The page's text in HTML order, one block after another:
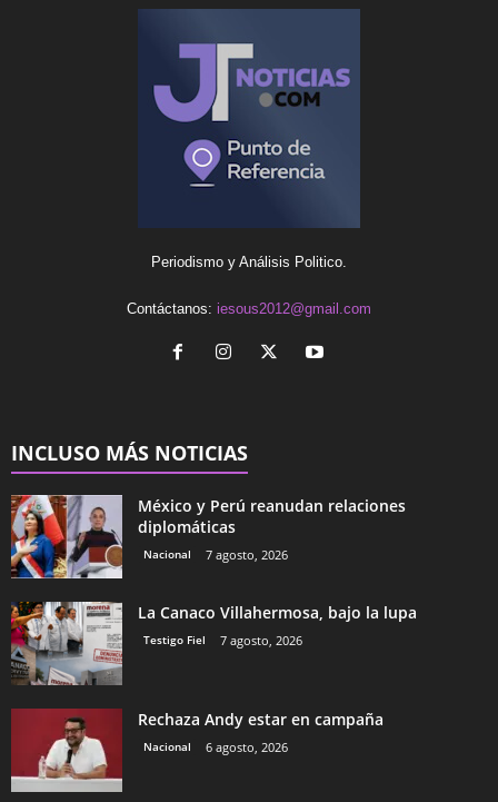
Periodismo y Análisis Politico.
Contáctanos: iesous2012@gmail.com
INCLUSO MÁS NOTICIAS
México y Perú reanudan relaciones
diplomáticas
Nacional 7 agosto, 2026
La Canaco Villahermosa, bajo la lupa
Testigo Fiel 7 agosto, 2026
Rechaza Andy estar en campaña
Nacional 6 agosto, 2026